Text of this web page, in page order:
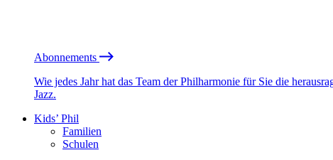
Abonnements
Wie jedes Jahr hat das Team der Philharmonie für Sie die
Jazz.
Kids’ Phil
Familien
Schulen